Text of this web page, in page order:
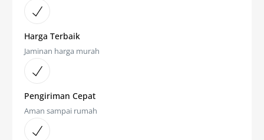
Harga Terbaik
Jaminan harga murah
Pengiriman Cepat
Aman sampai rumah